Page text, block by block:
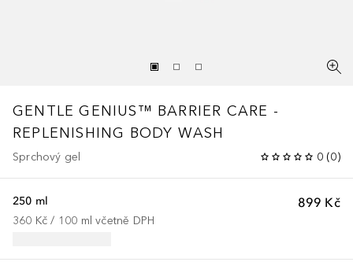
GENTLE GENIUS™ BARRIER CARE -
REPLENISHING BODY WASH
Sprchový gel 0 (0)
899 Kč
250 ml
360 Kč / 100 ml včetně DPH